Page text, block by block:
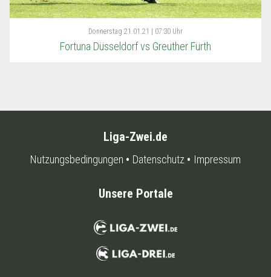
Donnerstag 21.01.21 | 07:30 Uhr
Fortuna Düsseldorf vs Greuther Fürth
Liga-Zwei.de
Nutzungsbedingungen Datenschutz Impressum
Unsere Portale